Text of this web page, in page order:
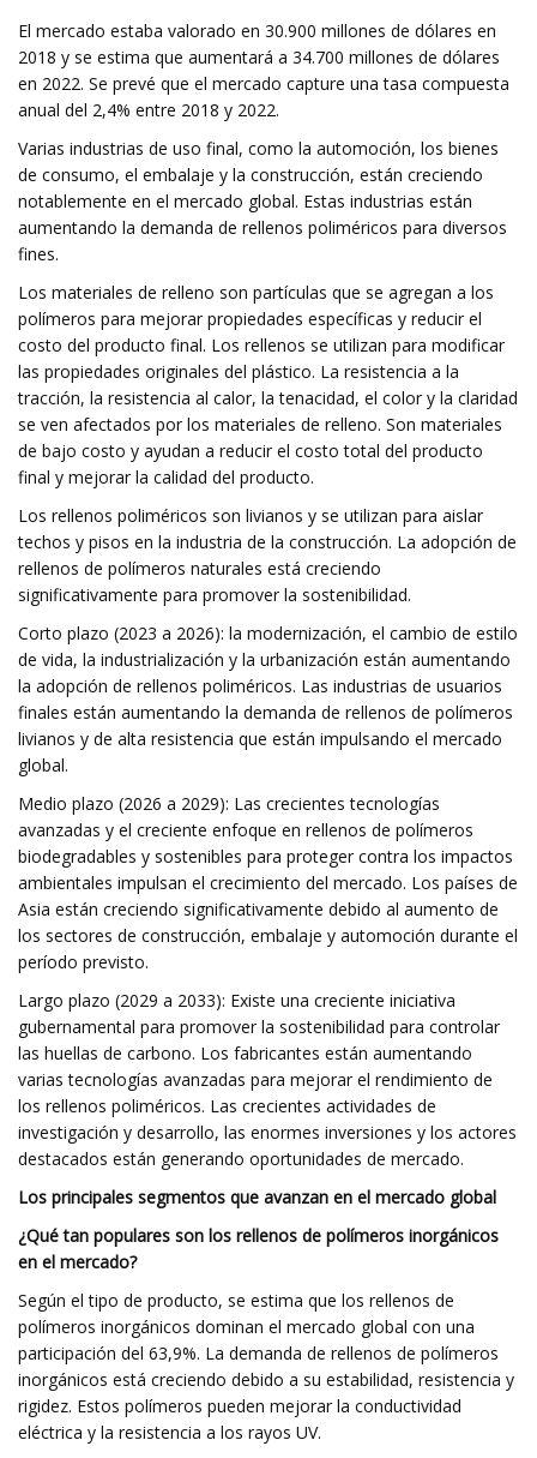
El mercado estaba valorado en 30.900 millones de dólares en
2018 y se estima que aumentará a 34.700 millones de dólares
en 2022. Se prevé que el mercado capture una tasa compuesta
anual del 2,4% entre 2018 y 2022.
Varias industrias de uso final, como la automoción, los bienes
de consumo, el embalaje y la construcción, están creciendo
notablemente en el mercado global. Estas industrias están
aumentando la demanda de rellenos poliméricos para diversos
fines.
Los materiales de relleno son partículas que se agregan a los
polímeros para mejorar propiedades específicas y reducir el
costo del producto final. Los rellenos se utilizan para modificar
las propiedades originales del plástico. La resistencia a la
tracción, la resistencia al calor, la tenacidad, el color y la claridad
se ven afectados por los materiales de relleno. Son materiales
de bajo costo y ayudan a reducir el costo total del producto
final y mejorar la calidad del producto.
Los rellenos poliméricos son livianos y se utilizan para aislar
techos y pisos en la industria de la construcción. La adopción de
rellenos de polímeros naturales está creciendo
significativamente para promover la sostenibilidad.
Corto plazo (2023 a 2026): la modernización, el cambio de estilo
de vida, la industrialización y la urbanización están aumentando
la adopción de rellenos poliméricos. Las industrias de usuarios
finales están aumentando la demanda de rellenos de polímeros
livianos y de alta resistencia que están impulsando el mercado
global.
Medio plazo (2026 a 2029): Las crecientes tecnologías
avanzadas y el creciente enfoque en rellenos de polímeros
biodegradables y sostenibles para proteger contra los impactos
ambientales impulsan el crecimiento del mercado. Los países de
Asia están creciendo significativamente debido al aumento de
los sectores de construcción, embalaje y automoción durante el
período previsto.
Largo plazo (2029 a 2033): Existe una creciente iniciativa
gubernamental para promover la sostenibilidad para controlar
las huellas de carbono. Los fabricantes están aumentando
varias tecnologías avanzadas para mejorar el rendimiento de
los rellenos poliméricos. Las crecientes actividades de
investigación y desarrollo, las enormes inversiones y los actores
destacados están generando oportunidades de mercado.
Los principales segmentos que avanzan en el mercado global
¿Qué tan populares son los rellenos de polímeros inorgánicos
en el mercado?
Según el tipo de producto, se estima que los rellenos de
polímeros inorgánicos dominan el mercado global con una
participación del 63,9%. La demanda de rellenos de polímeros
inorgánicos está creciendo debido a su estabilidad, resistencia y
rigidez. Estos polímeros pueden mejorar la conductividad
eléctrica y la resistencia a los rayos UV.